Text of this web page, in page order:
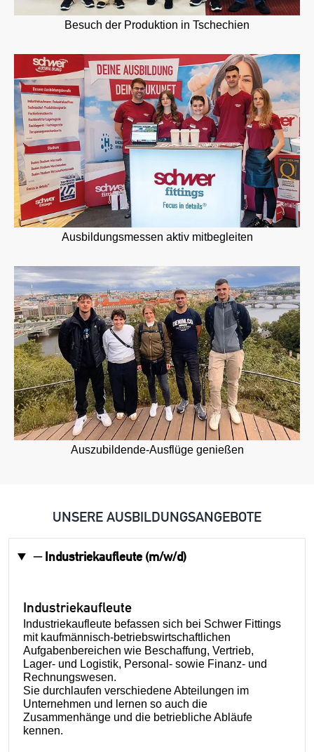
Besuch der Produktion in Tschechien
Ausbildungsmessen aktiv mitbegleiten
Auszubildende-Ausflüge genießen
UNSERE AUSBILDUNGSANGEBOTE
Industriekaufleute (m/w/d)
Industriekaufleute
Industriekaufleute befassen sich bei Schwer Fittings
mit kaufmännisch-betriebswirtschaftlichen
Aufgabenbereichen wie Beschaffung, Vertrieb,
Lager- und Logistik, Personal- sowie Finanz- und
Rechnungswesen.
Sie durchlaufen verschiedene Abteilungen im
Unternehmen und lernen so auch die
Zusammenhänge und die betriebliche Abläufe
kennen.